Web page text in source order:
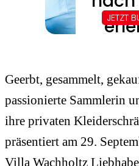
Geerbt, gesammelt,
passionierte Sammlerin
ihre privaten
präsentiert am 29.
Villa Wachholtz